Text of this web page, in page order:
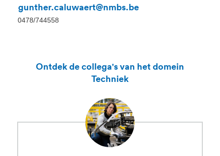
gunther.caluwaert@nmbs.be
0478/744558
Ontdek de collega's van het domein
Techniek